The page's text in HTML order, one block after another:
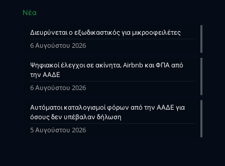
Νέα
Διευρύνεται ο εξωδικαστικός για μικροοφειλέτες
6 Αυγούστου 2026
Ψηφιακοί έλεγχοι σε ακίνητα, Airbnb και ΦΠΑ από
την ΑΑΔΕ
6 Αυγούστου 2026
Αυτόματοι καταλογισμοί φόρων από την ΑΑΔΕ για
όσους δεν υπέβαλαν δήλωση
5 Αυγούστου 2026